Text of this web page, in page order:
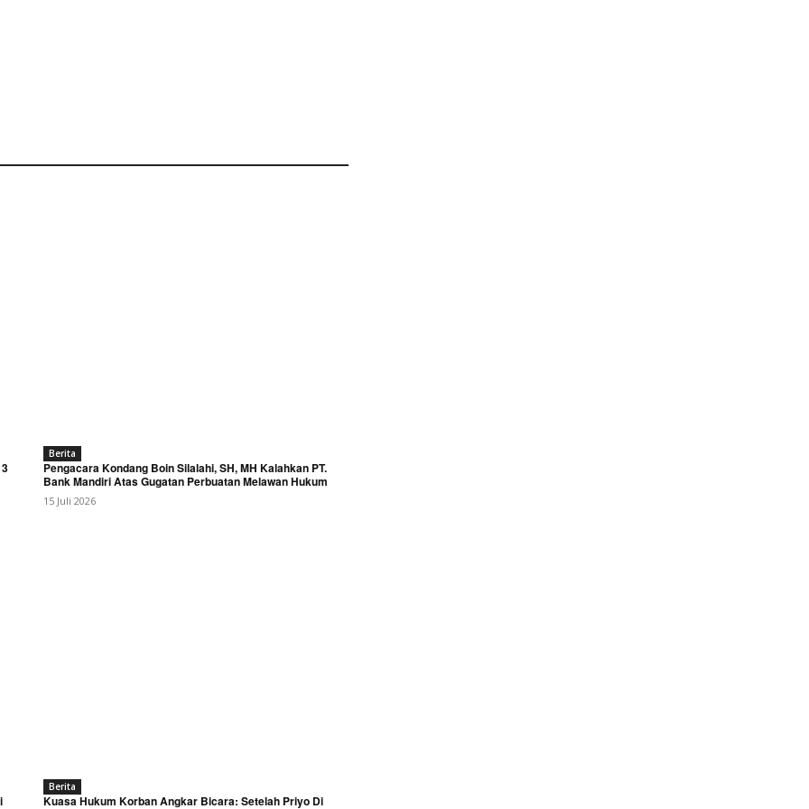
Berita
Pengacara Kondang Boin Silalahi, SH, MH Kalahkan PT.
Bank Mandiri Atas Gugatan Perbuatan Melawan Hukum
15 Juli 2026
Berita
Kuasa Hukum Korban Angkar Bicara: Setelah Priyo Di